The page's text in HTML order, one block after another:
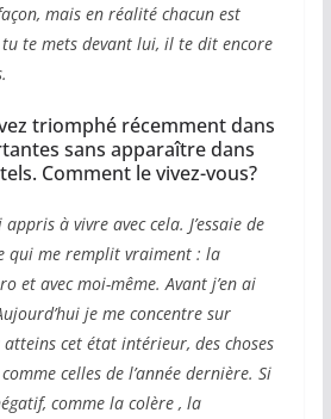
mais en réalité chacun est
te mets devant lui, il te dit encore
triomphé récemment dans
sans apparaître dans
Comment le vivez-vous?
appris à vivre avec cela. J’essaie de
qui me remplit vraiment : la
et avec moi-même. Avant j’en ai
je me concentre sur
atteins cet état intérieur, des choses
celles de l’année dernière. Si
comme la colère , la